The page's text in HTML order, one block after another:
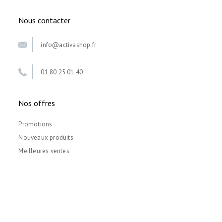
Nous contacter
info@activashop.fr
01 80 25 01 40
Nos offres
Promotions
Nouveaux produits
Meilleures ventes